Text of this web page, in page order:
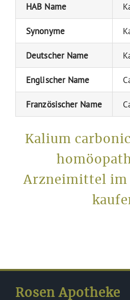
HAB Name
Synonyme
Deutscher Name
Englischer Name
Französischer Name
Kalium
Arzneimittel im
Rosen Apotheke